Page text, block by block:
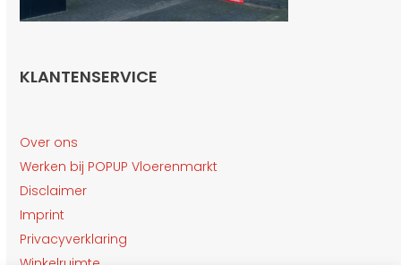
KLANTENSERVICE
Over ons
Werken bij POPUP Vloerenmarkt
Disclaimer
Imprint
Privacyverklaring
Winkelruimte